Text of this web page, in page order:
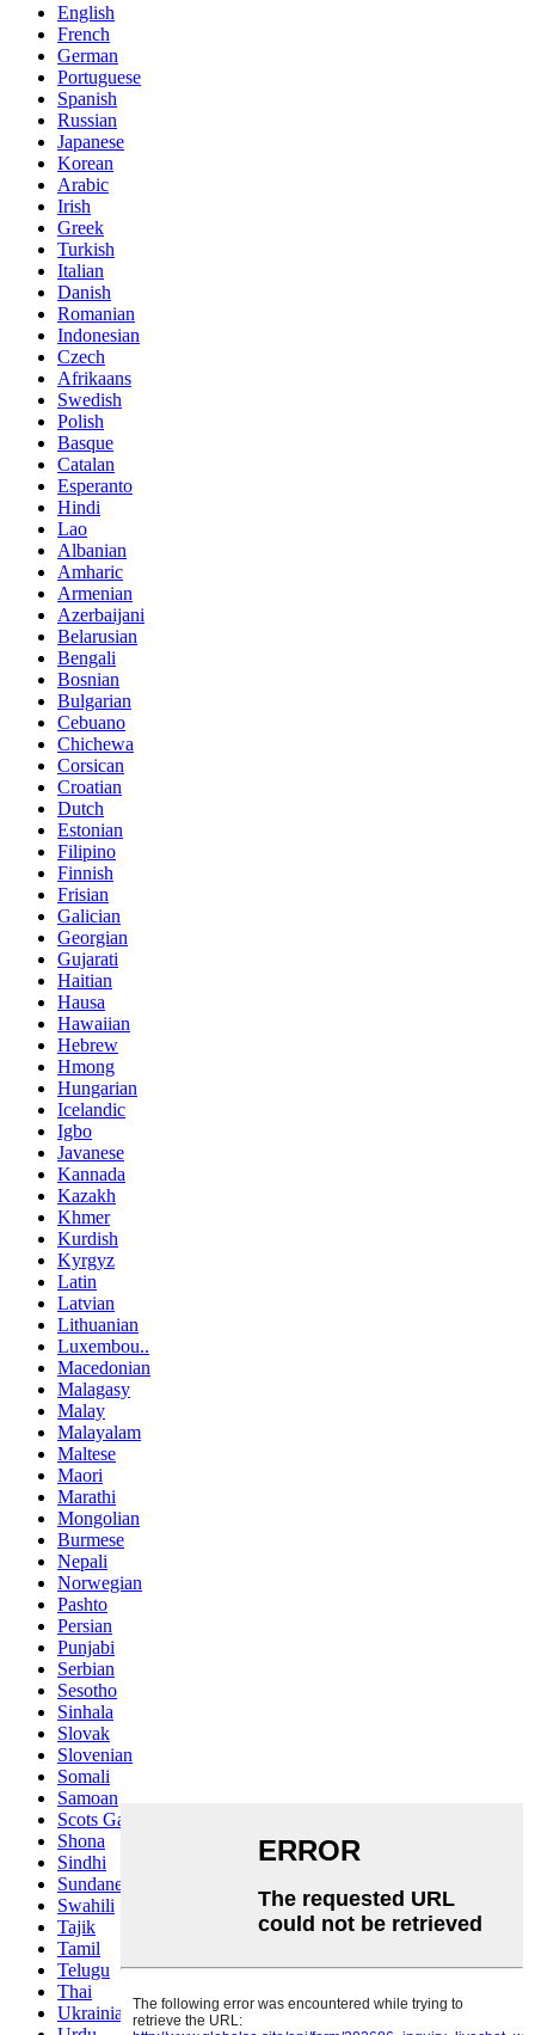
English
French
German
Portuguese
Spanish
Russian
Japanese
Korean
Arabic
Irish
Greek
Turkish
Italian
Danish
Romanian
Indonesian
Czech
Afrikaans
Swedish
Polish
Basque
Catalan
Esperanto
Hindi
Lao
Albanian
Amharic
Armenian
Azerbaijani
Belarusian
Bengali
Bosnian
Bulgarian
Cebuano
Chichewa
Corsican
Croatian
Dutch
Estonian
Filipino
Finnish
Frisian
Galician
Georgian
Gujarati
Haitian
Hausa
Hawaiian
Hebrew
Hmong
Hungarian
Icelandic
Igbo
Javanese
Kannada
Kazakh
Khmer
Kurdish
Kyrgyz
Latin
Latvian
Lithuanian
Luxembou..
Macedonian
Malagasy
Malay
Malayalam
Maltese
Maori
Marathi
Mongolian
Burmese
Nepali
Norwegian
Pashto
Persian
Punjabi
Serbian
Sesotho
Sinhala
Slovak
Slovenian
Somali
Samoan
Scots Gaelic
Shona
Sindhi
Sundanese
Swahili
Tajik
Tamil
Telugu
Thai
Ukrainian